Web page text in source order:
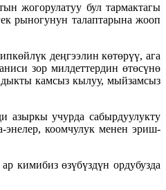
жогорулатуу бул тармактагы
рыногунун талаптарына жооп
деңгээлин көтөрүү, ага
зор милдеттердин өтөсүнө
камсыз кылуу, мыйзамсыз
азыркы учурда сабырдуулукту
энелер, коомчулук менен эриш-
кимибиз өзүбүздүн ордубузда